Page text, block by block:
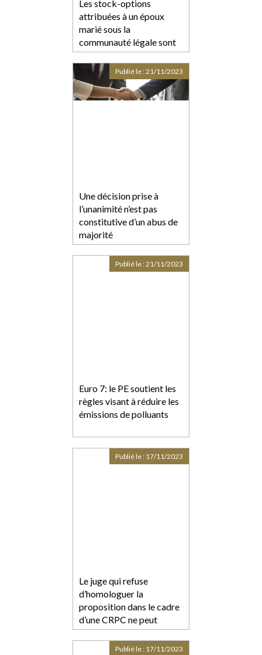
Les stock-options
attribuées à un époux
marié sous la
communauté légale sont
des biens propres
Une décision prise à
l’unanimité n’est pas
constitutive d’un abus de
majorité
Publié le :21/11/2023
Euro 7: le PE soutient les
règles visant à réduire les
émissions de polluants
Publié le :21/11/2023
Le juge qui refuse
d’homologuer la
proposition dans le cadre
d’une CRPC ne peut
intervenir comme juge
des libertés et de la
Publié le : 17/11/2023
Publié le : 17/11/2023